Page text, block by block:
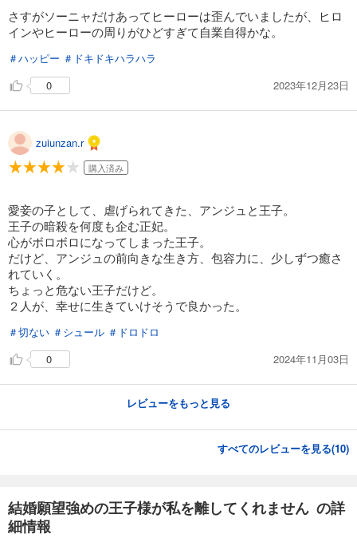
さすがソーニャだけあってヒーローは歪んでいましたが、ヒロ
インやヒーローの周りがひどすぎて自業自得かな。
＃ハッピー ＃ドキドキハラハラ
0
2023年12月23日
zuiunzan.r
購入済み
愛妾の子として、虐げられてきた、アンジュと王子。
王子の暗殺を何度も企む正妃。
心がボロボロになってしまった王子。
だけど、アンジュの前向きな生き方、包容力に、少しずつ癒さ
れていく。
ちょっと危ない王子だけど。
２人が、幸せに生きていけそうで良かった。
＃切ない ＃シュール ＃ドロドロ
0
2024年11月03日
レビューをもっと見る
すべてのレビューを見る(10)
結婚願望強めの王子様が私を離してくれません の詳
細情報